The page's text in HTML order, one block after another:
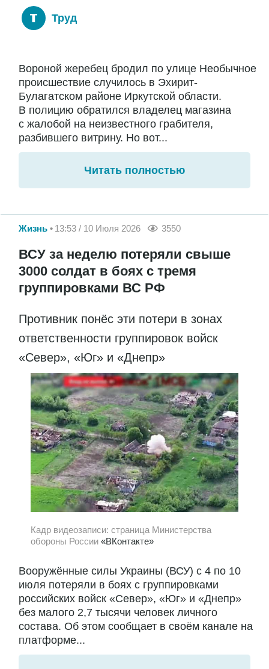
Труд
Вороной жеребец бродил по улице Необычное
происшествие случилось в Эхирит-
Булагатском районе Иркутской области.
В полицию обратился владелец магазина
с жалобой на неизвестного грабителя,
разбившего витрину. Но вот...
Читать полностью
Жизнь 13:53 / 10 Июля 2026 3550
ВСУ за неделю потеряли свыше
3000 солдат в боях с тремя
группировками ВС РФ
Противник понёс эти потери в зонах
ответственности группировок войск
«Север», «Юг» и «Днепр»
Кадр видеозаписи: страница Министерства
обороны России «ВКонтакте»
Вооружённые силы Украины (ВСУ) с 4 по 10
июля потеряли в боях с группировками
российских войск «Север», «Юг» и «Днепр»
без малого 2,7 тысячи человек личного
состава. Об этом сообщает в своём канале на
платформе...